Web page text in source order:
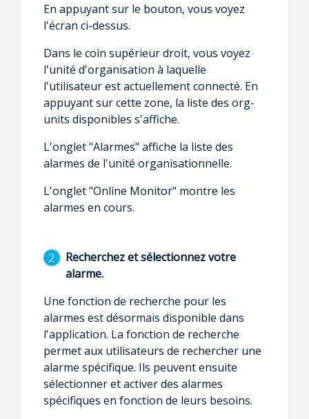
En appuyant sur le bouton, vous voyez
l'écran ci-dessus.
Dans le coin supérieur droit, vous voyez
l'unité d'organisation à laquelle
l'utilisateur est actuellement connecté. En
appuyant sur cette zone, la liste des org-
units disponibles s'affiche.
L'onglet "Alarmes" affiche la liste des
alarmes de l'unité organisationnelle.
L'onglet "Online Monitor" montre les
alarmes en cours.
Recherchez et sélectionnez votre
alarme.
Une fonction de recherche pour les
alarmes est désormais disponible dans
l'application. La fonction de recherche
permet aux utilisateurs de rechercher une
alarme spécifique. Ils peuvent ensuite
sélectionner et activer des alarmes
spécifiques en fonction de leurs besoins.